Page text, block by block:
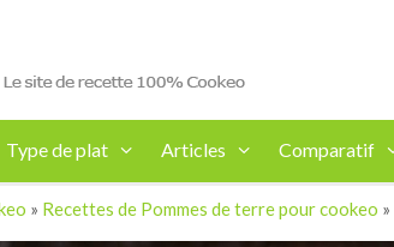
Type de plat Articles Comparatif
» Recettes de Pommes de terre pour cookeo »